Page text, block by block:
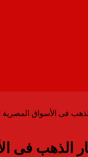
الأسواق المصرية الخميس 9
فى الأسواق